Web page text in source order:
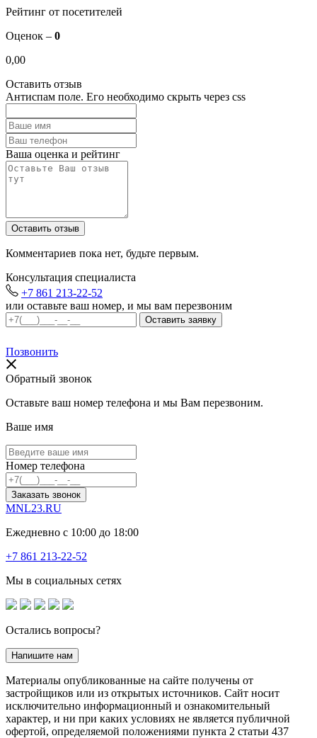
Рейтинг от посетителей
Оценок – 0
0,00
Оставить отзыв
Антиспам поле. Его необходимо скрыть через css
Ваша оценка и рейтинг
Комментариев пока нет, будьте первым.
Консультация специалиста
+7 861 213-22-52
или оставьте ваш номер, и мы вам перезвоним
Позвонить
Обратный звонок
Оставьте ваш номер телефона и мы Вам перезвоним.
Ваше имя
Номер телефона
Заказать звонок
MNL23.RU
Ежедневно с 10:00 до 18:00
+7 861 213-22-52
Мы в социальных сетях
Остались вопросы?
Напишите нам
Материалы опубликованные на сайте получены от
застройщиков или из открытых источников. Сайт носит
исключительно информационный и ознакомительный
характер, и ни при каких условиях не является публичной
офертой, определяемой положениями пункта 2 статьи 437